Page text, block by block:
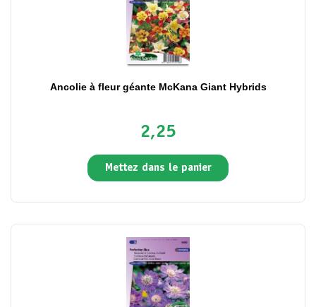
Ancolie à fleur géante McKana Giant Hybrids
2,25
Mettez dans le panier